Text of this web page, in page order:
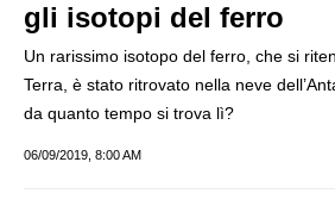
gli isotopi del ferro
Un rarissimo isotopo del ferro, che si
Terra, è stato ritrovato nella neve
da quanto tempo si trova lì?
06/09/2019, 8:00 AM